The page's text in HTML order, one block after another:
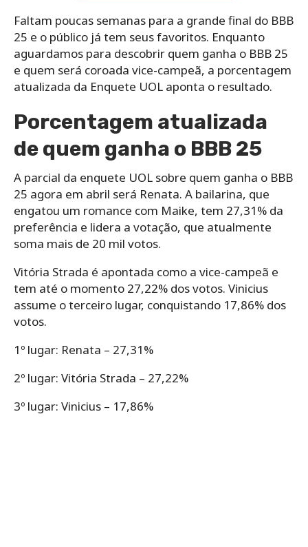
Faltam poucas semanas para a grande final do BBB
25 e o público já tem seus favoritos. Enquanto
aguardamos para descobrir quem ganha o BBB 25
e quem será coroada vice-campeã, a porcentagem
atualizada da Enquete UOL aponta o resultado.
Porcentagem atualizada
de quem ganha o BBB 25
A parcial da enquete UOL sobre quem ganha o BBB
25 agora em abril será Renata. A bailarina, que
engatou um romance com Maike, tem 27,31% da
preferência e lidera a votação, que atualmente
soma mais de 20 mil votos.
Vitória Strada é apontada como a vice-campeã e
tem até o momento 27,22% dos votos. Vinicius
assume o terceiro lugar, conquistando 17,86% dos
votos.
1º lugar: Renata – 27,31%
2º lugar: Vitória Strada – 27,22%
3º lugar: Vinicius – 17,86%